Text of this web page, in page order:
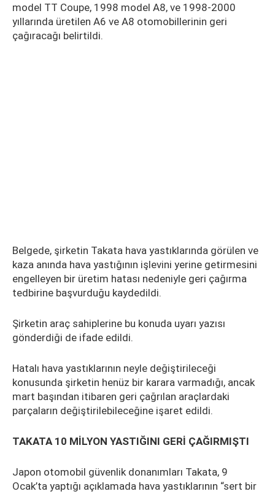
model TT Coupe, 1998 model A8, ve 1998-2000
yıllarında üretilen A6 ve A8 otomobillerinin geri
çağıracağı belirtildi.
Belgede, şirketin Takata hava yastıklarında görülen ve
kaza anında hava yastığının işlevini yerine getirmesini
engelleyen bir üretim hatası nedeniyle geri çağırma
tedbirine başvurduğu kaydedildi.
Şirketin araç sahiplerine bu konuda uyarı yazısı
gönderdiği de ifade edildi.
Hatalı hava yastıklarının neyle değiştirileceği
konusunda şirketin henüz bir karara varmadığı, ancak
mart başından itibaren geri çağrılan araçlardaki
parçaların değiştirilebileceğine işaret edildi.
TAKATA 10 MİLYON YASTIĞINI GERİ ÇAĞIRMIŞTI
Japon otomobil güvenlik donanımları Takata, 9
Ocak’ta yaptığı açıklamada hava yastıklarının “sert bir